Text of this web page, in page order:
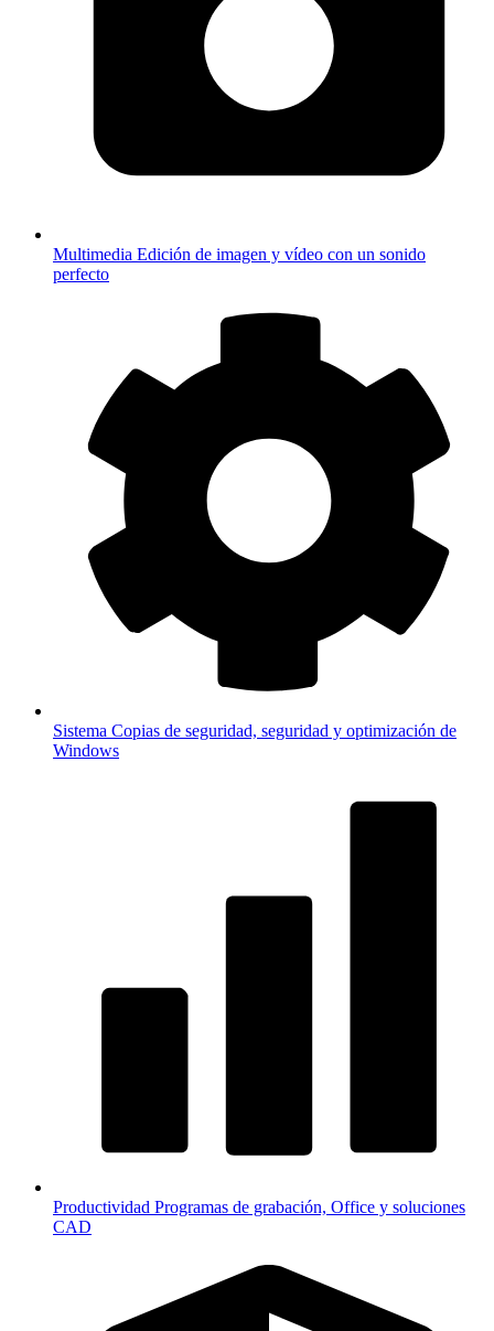
Multimedia Edición de imagen y vídeo con un sonido
perfecto
Sistema Copias de seguridad, seguridad y optimización de
Windows
Productividad Programas de grabación, Office y soluciones
CAD